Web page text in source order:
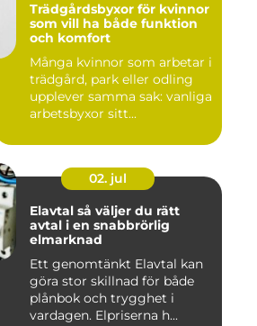
Trädgårdsbyxor för kvinnor
som vill ha både funktion
och komfort
Många kvinnor som arbetar i
trädgård, park eller odling
upplever samma sak: vanliga
arbetsbyxor sitt...
02. jul
Elavtal så väljer du rätt
avtal i en snabbrörlig
elmarknad
Ett genomtänkt Elavtal kan
göra stor skillnad för både
plånbok och trygghet i
vardagen. Elpriserna h...